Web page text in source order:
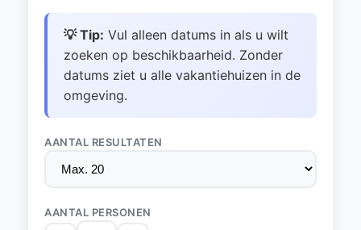
💡 Tip: Vul alleen datums in als u wilt
zoeken op beschikbaarheid. Zonder
datums ziet u alle vakantiehuizen in de
omgeving.
AANTAL RESULTATEN
AANTAL PERSONEN